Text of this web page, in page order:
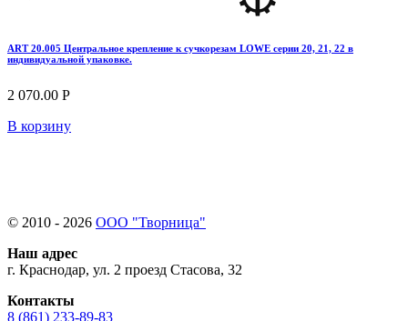
ART 20.005 Центральное крепление к сучкорезам LOWE серии 20, 21, 22 в
индивидуальной упаковке.
2 070.00 Р
В корзину
© 2010 - 2026 ООО "Творница"
Наш адрес
г. Краснодар, ул. 2 проезд Стасова, 32
Контакты
8 (861) 233-89-83